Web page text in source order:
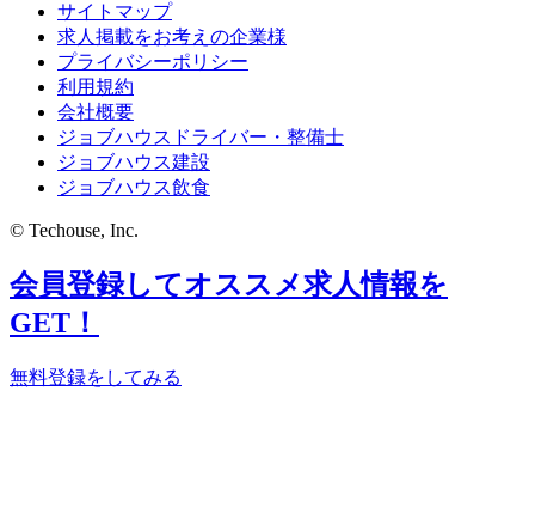
サイトマップ
求人掲載をお考えの企業様
プライバシーポリシー
利用規約
会社概要
ジョブハウスドライバー・整備士
ジョブハウス建設
ジョブハウス飲食
© Techouse, Inc.
会員登録してオススメ求人情報を
GET！
無料登録をしてみる